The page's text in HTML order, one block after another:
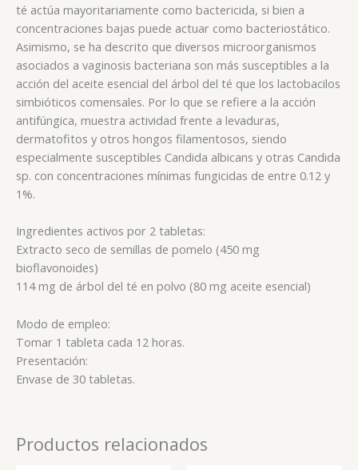
té actúa mayoritariamente como bactericida, si bien a
concentraciones bajas puede actuar como bacteriostático.
Asimismo, se ha descrito que diversos microorganismos
asociados a vaginosis bacteriana son más susceptibles a la
acción del aceite esencial del árbol del té que los lactobacilos
simbióticos comensales. Por lo que se refiere a la acción
antifúngica, muestra actividad frente a levaduras,
dermatofitos y otros hongos filamentosos, siendo
especialmente susceptibles Candida albicans y otras Candida
sp. con concentraciones mínimas fungicidas de entre 0.12 y
1%.
Ingredientes activos por 2 tabletas:
Extracto seco de semillas de pomelo (450 mg
bioflavonoides)
114 mg de árbol del té en polvo (80 mg aceite esencial)
Modo de empleo:
Tomar 1 tableta cada 12 horas.
Presentación:
Envase de 30 tabletas.
Productos relacionados